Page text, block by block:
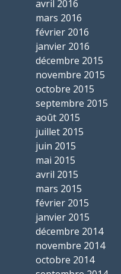
avril 2016
mars 2016
février 2016
janvier 2016
décembre 2015
novembre 2015
octobre 2015
septembre 2015
août 2015
juillet 2015
juin 2015
mai 2015
avril 2015
mars 2015
février 2015
janvier 2015
décembre 2014
novembre 2014
octobre 2014